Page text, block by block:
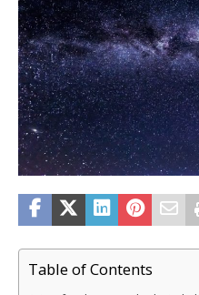
Table of Contents